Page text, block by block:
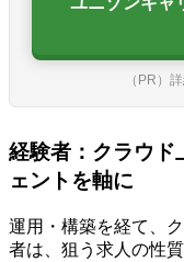
（PR）
経験者：クラウド
ェントを軸に
運用・構築を経て、
者は、狙う求人の性